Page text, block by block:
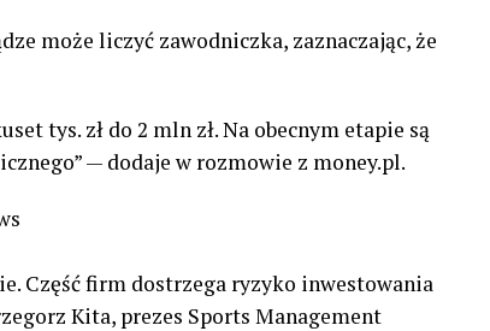
może liczyć zawodniczka, zaznaczając, że
tys. zł do 2 mln zł. Na obecnym etapie są
— dodaje w rozmowie z money.pl.
Część firm dostrzega ryzyko inwestowania
Kita, prezes Sports Management